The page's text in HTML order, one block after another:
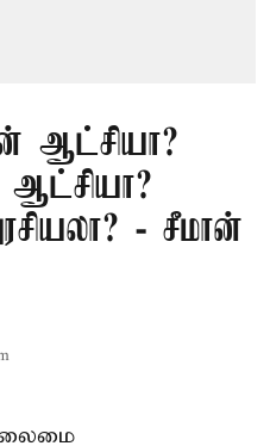
ஆட்சியா?
ஆட்சியா?
- சீமான்